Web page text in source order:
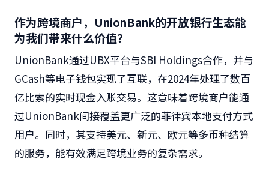
作为跨境商户，UnionBank的开放银行生态能
为我们带来什么价值？
UnionBank通过UBX平台与SBI Holdings合作，并与
GCash等电子钱包实现了互联，在2024年处理了数百
亿比索的实时现金入账交易。这意味着跨境商户能通
过UnionBank间接覆盖更广泛的菲律宾本地支付方式
用户。同时，其支持美元、新元、欧元等多币种结算
的服务，能有效满足跨境业务的复杂需求。